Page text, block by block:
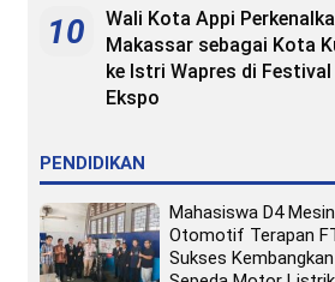
10
Wali Kota Appi
Makassar sebagai Kota
ke Istri Wapres di Festival
Ekspo
PENDIDIKAN
Mahasiswa D4 Mesin
Otomotif Terapan
Sukses